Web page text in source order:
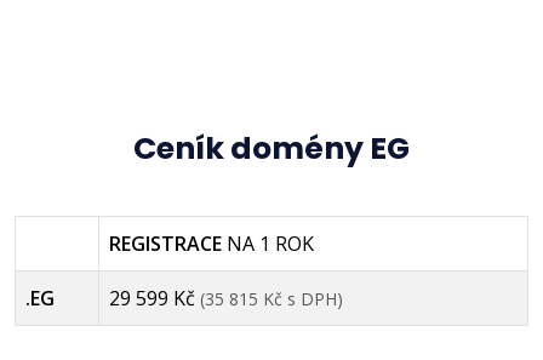
Ceník domény EG
REGISTRACE NA 1 ROK
.EG 29 599 Kč (35 815 Kč s DPH)